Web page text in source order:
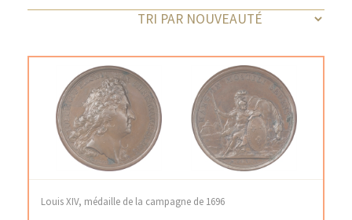
Louis XIV, médaille de la campagne de 1696